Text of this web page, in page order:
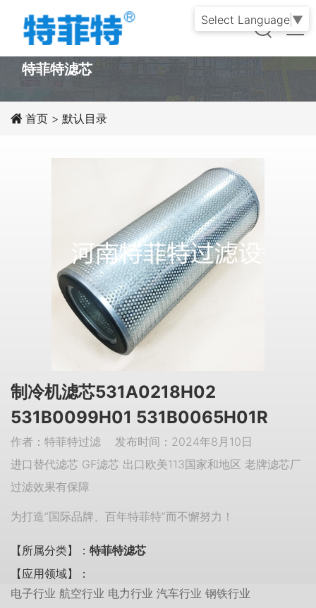
PRODUCT
特菲特滤芯
首页 > 默认目录
制冷机滤芯531A0218H02
531B0099H01 531B0065H01R
作者：特菲特过滤 发布时间：2024年8月10日
进口替代滤芯 GF滤芯 出口欧美113国家和地区 老牌滤芯厂
过滤效果有保障
为打造“国际品牌、百年特菲特”而不懈努力！
【所属分类】： 特菲特滤芯
【应用领域】：
电子行业 航空行业 电力行业 汽车行业 钢铁行业
Select Language ▼